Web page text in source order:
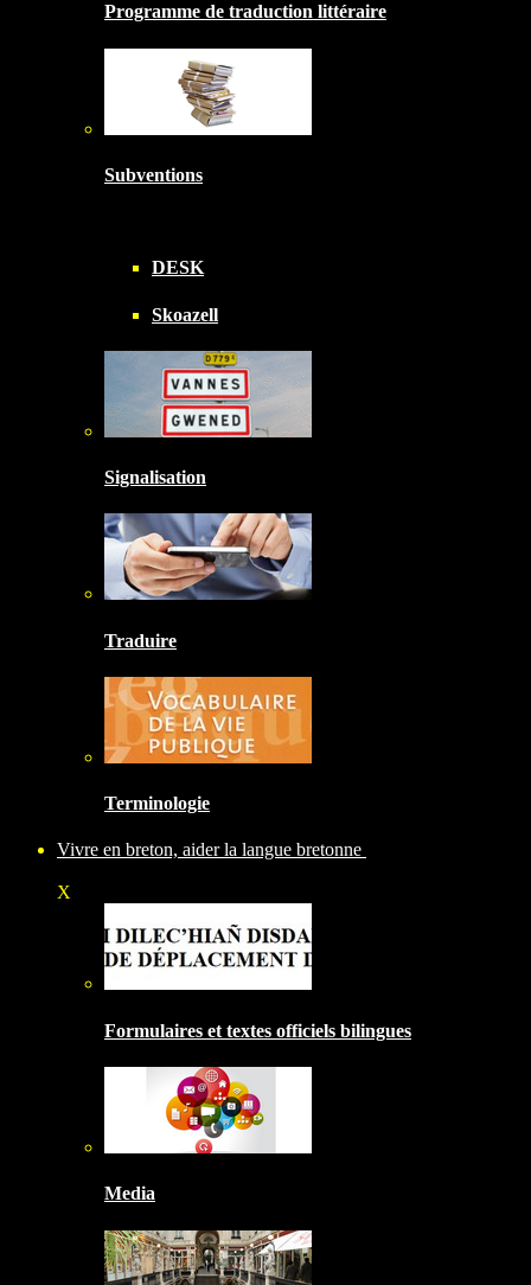
Programme de traduction littéraire
Subventions
DESK
Skoazell
Signalisation
Traduire
Terminologie
Vivre en breton, aider la langue bretonne
X
Formulaires et textes officiels bilingues
Media